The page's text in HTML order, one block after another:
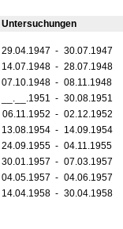
Untersuchungen
29.04.1947 - 30.07.1947
14.07.1948 - 28.07.1948
07.10.1948 - 08.11.1948
__.__.1951 - 30.08.1951
06.11.1952 - 02.12.1952
13.08.1954 - 14.09.1954
24.09.1955 - 04.11.1955
30.01.1957 - 07.03.1957
04.05.1957 - 04.06.1957
14.04.1958 - 30.04.1958